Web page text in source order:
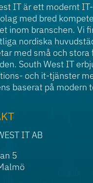
IT är ett modernt IT-
med bred
inom branschen. Vi
nordiska
med små och stora
South West IT
och it-tjänster
baserat på modern
IT AB
5